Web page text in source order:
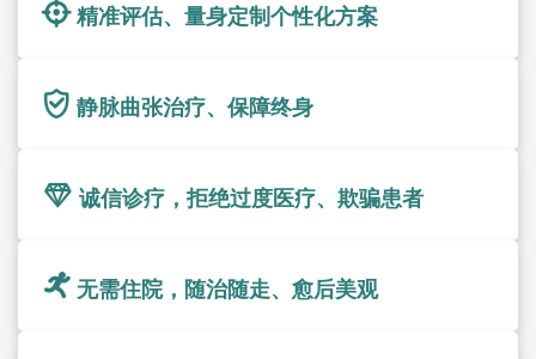
精准评估、量身定制个性化方案
静脉曲张治疗、保障终身
诚信诊疗，拒绝过度医疗、欺骗患者
无需住院，随治随走、愈后美观